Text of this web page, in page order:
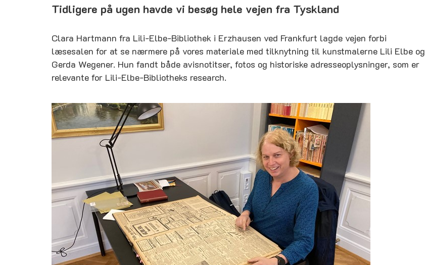
Tidligere på ugen havde vi besøg hele vejen fra Tyskland
Clara Hartmann fra Lili-Elbe-Bibliothek i Erzhausen ved Frankfurt lagde vejen forbi
læsesalen for at se nærmere på vores materiale med tilknytning til kunstmalerne Lili Elbe og
Gerda Wegener. Hun fandt både avisnotitser, fotos og historiske adresseoplysninger, som er
relevante for Lili-Elbe-Bibliotheks research.